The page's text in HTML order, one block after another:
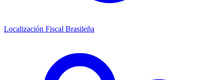
Localización Fiscal Brasileña